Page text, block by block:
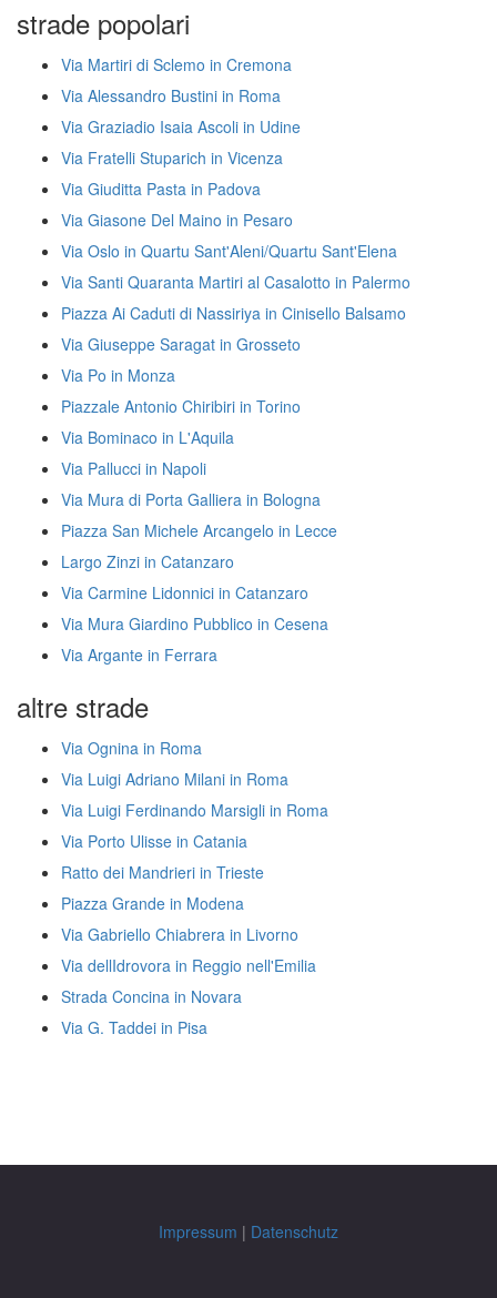
strade popolari
Via Martiri di Sclemo in Cremona
Via Alessandro Bustini in Roma
Via Graziadio Isaia Ascoli in Udine
Via Fratelli Stuparich in Vicenza
Via Giuditta Pasta in Padova
Via Giasone Del Maino in Pesaro
Via Oslo in Quartu Sant'Aleni/Quartu Sant'Elena
Via Santi Quaranta Martiri al Casalotto in Palermo
Piazza Ai Caduti di Nassiriya in Cinisello Balsamo
Via Giuseppe Saragat in Grosseto
Via Po in Monza
Piazzale Antonio Chiribiri in Torino
Via Bominaco in L'Aquila
Via Pallucci in Napoli
Via Mura di Porta Galliera in Bologna
Piazza San Michele Arcangelo in Lecce
Largo Zinzi in Catanzaro
Via Carmine Lidonnici in Catanzaro
Via Mura Giardino Pubblico in Cesena
Via Argante in Ferrara
altre strade
Via Ognina in Roma
Via Luigi Adriano Milani in Roma
Via Luigi Ferdinando Marsigli in Roma
Via Porto Ulisse in Catania
Ratto dei Mandrieri in Trieste
Piazza Grande in Modena
Via Gabriello Chiabrera in Livorno
Via dellIdrovora in Reggio nell'Emilia
Strada Concina in Novara
Via G. Taddei in Pisa
Impressum | Datenschutz